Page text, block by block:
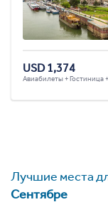
USD 1,374
Авиабилеты + Гостиница
Лучшие места
Сентябре